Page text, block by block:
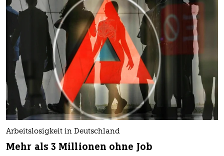
Arbeitslosigkeit in Deutschland
Mehr als 3 Millionen ohne Job